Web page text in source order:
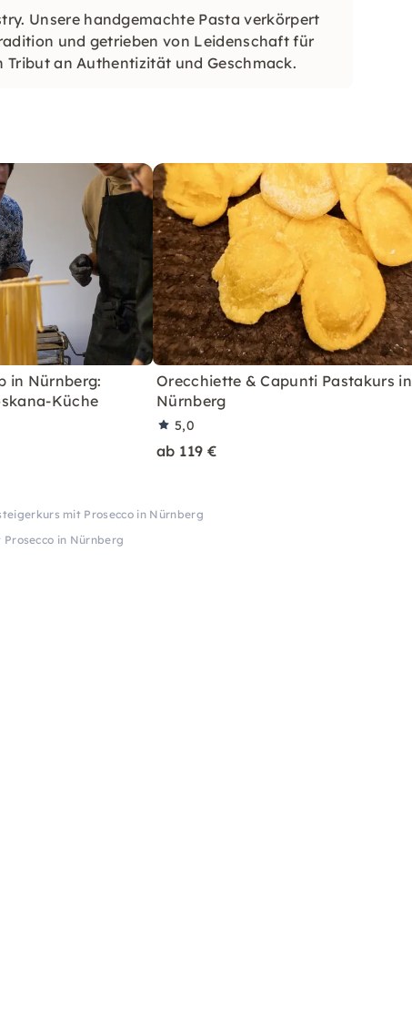
Unsere handgemachte Pasta verkörpert
und getrieben von Leidenschaft für
Tribut an Authentizität und Geschmack.
in Nürnberg:
Küche
Orecchiette & Capunti Pastakurs in
Nürnberg
5,0
ab 119 €
mit Prosecco in Nürnberg
in Nürnberg